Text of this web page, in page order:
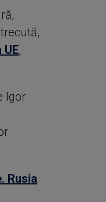
,
Igor
Rusia